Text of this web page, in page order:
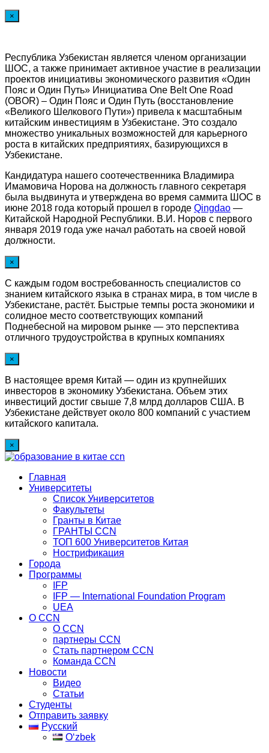
×
Республика Узбекистан является членом организации
ШОС, а также принимает активное участие в реализации
проектов инициативы экономического развития «Один
Пояс и Один Путь» Инициатива One Belt One Road
(OBOR) – Один Пояс и Один Путь (восстановление
«Великого Шелкового Пути») привела к масштабным
китайским инвестициям в Узбекистане. Это создало
множество уникальных возможностей для карьерного
роста в китайских предприятиях, базирующихся в
Узбекистане.
Кандидатура нашего соотечественника Владимира
Имамовича Норова на должность главного секретаря
была выдвинута и утверждена во время саммита ШОС в
июне 2018 года который прошел в городе Qingdao —
Китайской Народной Республики. В.И. Норов с первого
января 2019 года уже начал работать на своей новой
должности.
×
С каждым годом востребованность специалистов со
знанием китайского языка в странах мира, в том числе в
Узбекистане, растёт. Быстрые темпы роста экономики и
солидное место соответствующих компаний
Поднебесной на мировом рынке — это перспектива
отличного трудоустройства в крупных компаниях
×
В настоящее время Китай — один из крупнейших
инвесторов в экономику Узбекистана. Объем этих
инвестиций достиг свыше 7,8 млрд долларов США. В
Узбекистане действует около 800 компаний с участием
китайского капитала.
×
Главная
Университеты
Список Университетов
Факультеты
Гранты в Китае
ГРАНТЫ ССN
ТОП 600 Университетов Китая
Нострификация
Города
Программы
IFP
IFP — International Foundation Program
UEA
О CCN
О CCN
партнеры ССN
Стать партнером CCN
Команда ССN
Новости
Видео
Статьи
Студенты
Отправить заявку
Русский
Oʻzbek